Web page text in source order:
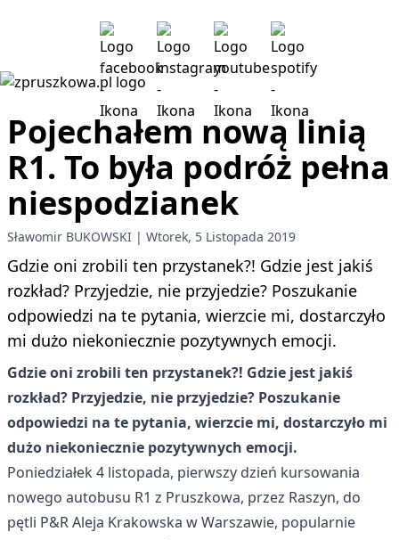
Pojechałem nową linią
R1. To była podróż pełna
niespodzianek
Sławomir BUKOWSKI Wtorek, 5 Listopada 2019
Gdzie oni zrobili ten przystanek?! Gdzie jest jakiś
rozkład? Przyjedzie, nie przyjedzie? Poszukanie
odpowiedzi na te pytania, wierzcie mi, dostarczyło
mi dużo niekoniecznie pozytywnych emocji.
Gdzie oni zrobili ten przystanek?! Gdzie jest jakiś
rozkład? Przyjedzie, nie przyjedzie? Poszukanie
odpowiedzi na te pytania, wierzcie mi, dostarczyło mi
dużo niekoniecznie pozytywnych emocji.
Poniedziałek 4 listopada, pierwszy dzień kursowania
nowego autobusu R1 z Pruszkowa, przez Raszyn, do
pętli P&R Aleja Krakowska w Warszawie, popularnie